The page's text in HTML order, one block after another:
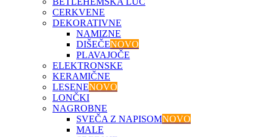
CERKVENE
DEKORATIVNE
NAMIZNE
DIŠEČENOVO
PLAVAJOČE
ELEKTRONSKE
KERAMIČNE
LESENENOVO
LONČKI
NAGROBNE
SVEČA Z NAPISOMNOVO
MALE